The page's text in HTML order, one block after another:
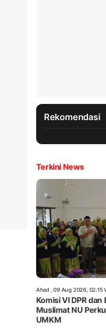
Rekomendasi
Terkini News
Ahad , 09 Aug 2026, 02:15
Komisi VI DPR
Muslimat NU
UMKM